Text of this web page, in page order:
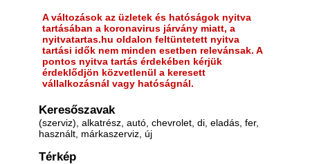
A változások az üzletek és hatóságok nyitva
tartásában a koronavirus járvány miatt, a
nyitvatartas.hu oldalon feltüntetett nyitva
tartási idők nem minden esetben relevánsak. A
pontos nyitva tartás érdekében kérjük
érdeklődjön közvetlenül a keresett
vállalkozásnál vagy hatóságnál.
Keresőszavak
(szerviz), alkatrész, autó, chevrolet, di, eladás, fer,
használt, márkaszerviz, új
Térkép